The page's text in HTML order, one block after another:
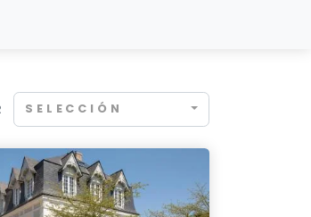
SELECCIÓN